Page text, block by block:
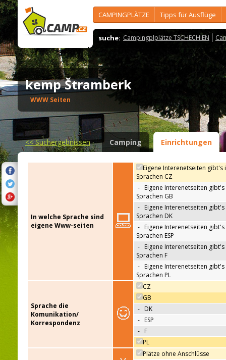
CAMPINGPLÄTZE Tipps für Ausflüge
suche: Campingplplätze TSCHECHIEN
kemp Štramberk
WWW Seiten
<<Suchergebnissen Camping Einrichtungen
In welche Sprache sind
eigene Www-seiten
Eigene Interenetseiten gibt's
Sprachen CZ
- Eigene Interenetseiten gibt's
Sprachen GB
- Eigene Interenetseiten gibt's
Sprachen DK
- Eigene Interenetseiten gibt's
Sprachen ESP
- Eigene Interenetseiten gibt's
Sprachen F
- Eigene Interenetseiten gibt's
Sprachen PL
Sprache die
Komunikation/
Korrespondenz
CZ
GB
- DK
- ESP
- F
PL
Plätze ohne Anschlüsse